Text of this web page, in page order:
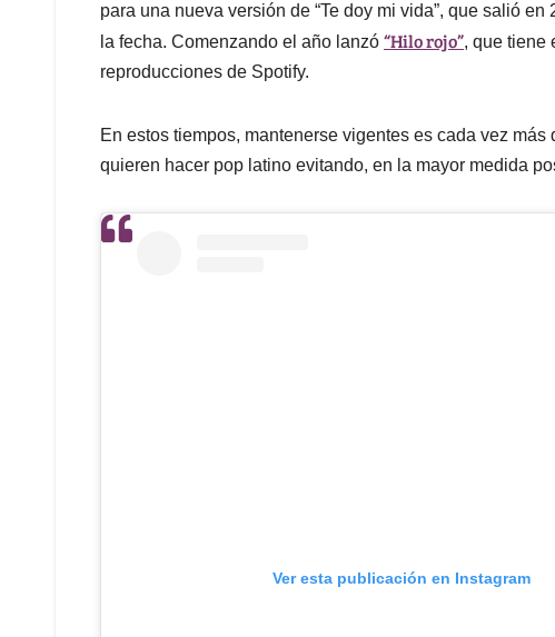
para una nueva versión de “Te doy mi vida”, que salió
la fecha. Comenzando el año lanzó “Hilo rojo”, que tiene
reproducciones de Spotify.
En estos tiempos, mantenerse vigentes es cada vez
quieren hacer pop latino evitando, en la mayor medida
Ver esta publicación en Instagram